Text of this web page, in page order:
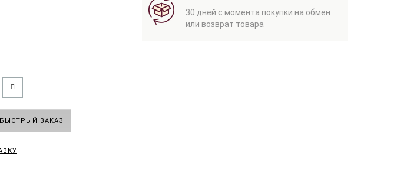
БЫСТРЫЙ ЗАКАЗ
30 дней с момента покупки на обмен
или возврат товара